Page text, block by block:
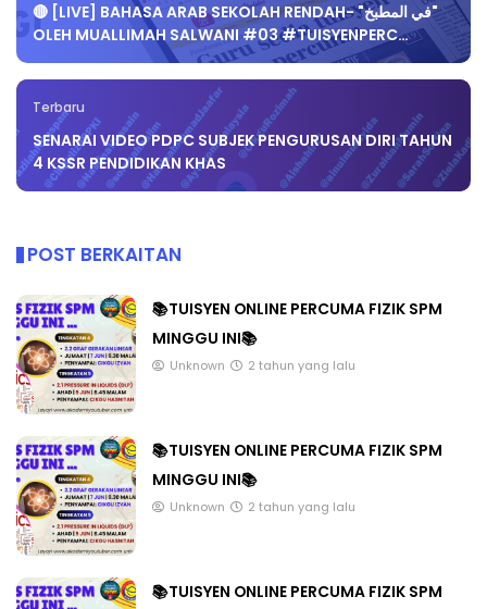
🔴 [LIVE] BAHASA ARAB SEKOLAH RENDAH- "في المطبخ"
OLEH MUALLIMAH SALWANI #03 #TUISYENPERC…
Terbaru
SENARAI VIDEO PDPC SUBJEK PENGURUSAN DIRI TAHUN
4 KSSR PENDIDIKAN KHAS
POST BERKAITAN
📚TUISYEN ONLINE PERCUMA FIZIK SPM
MINGGU INI📚
Unknown 2 tahun yang lalu
📚TUISYEN ONLINE PERCUMA FIZIK SPM
MINGGU INI📚
Unknown 2 tahun yang lalu
📚TUISYEN ONLINE PERCUMA FIZIK SPM